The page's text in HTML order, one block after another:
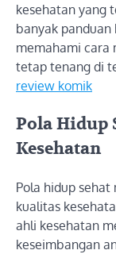
kesehatan yang
banyak
memahami cara
tetap tenang di
review komik
Pola Hidup
Kesehatan
Pola hidup
kualitas
ahli kesehatan
keseimbangan